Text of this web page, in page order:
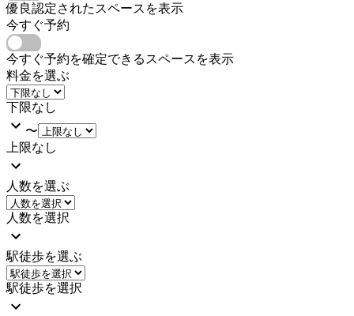
優良認定されたスペースを表示
今すぐ予約
今すぐ予約を確定できるスペースを表示
料金を選ぶ
下限なし
〜
上限なし
人数を選ぶ
人数を選択
駅徒歩を選ぶ
駅徒歩を選択